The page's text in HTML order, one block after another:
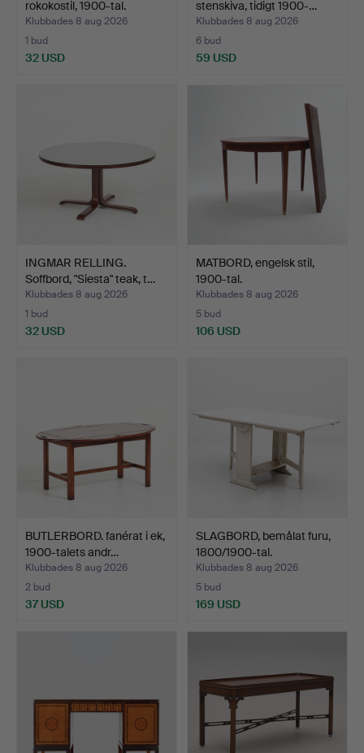
rokokostil, 1900-tal.
Klubbades 8 aug 2026
1 bud
32 USD
stenskiva, tidigt 1900-…
Klubbades 8 aug 2026
6 bud
59 USD
INGMAR RELLING.
Soffbord, "Siesta" teak, t…
Klubbades 8 aug 2026
1 bud
32 USD
MATBORD, engelsk stil,
1900-tal.
Klubbades 8 aug 2026
5 bud
106 USD
BUTLERBORD. fanérat i ek,
1900-talets andr…
Klubbades 8 aug 2026
2 bud
37 USD
SLAGBORD, bemålat furu,
1800/1900-tal.
Klubbades 8 aug 2026
5 bud
169 USD